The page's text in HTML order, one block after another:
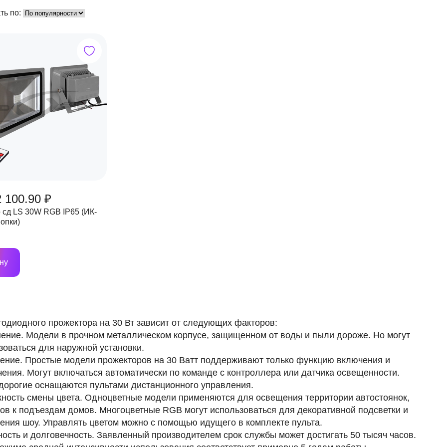
по:
100.90 ₽
LS 30W RGB IP65 (ИК-
прожектора на 30 Вт зависит от следующих факторов:
Модели в прочном металлическом корпусе, защищенном от воды и пыли дороже. Но могут
для наружной установки.
Простые модели прожекторов на 30 Ватт поддерживают только функцию включения и
Могут включаться автоматически по команде с контроллера или датчика освещенности.
оснащаются пультами дистанционного управления.
смены цвета. Одноцветные модели применяются для освещения территории автостоянок,
к подъездам домов. Многоцветные RGB могут использоваться для декоративной подсветки и
шоу. Управлять цветом можно с помощью идущего в комплекте пульта.
и долговечность. Заявленный производителем срок службы может достигать 50 тысяч часов.